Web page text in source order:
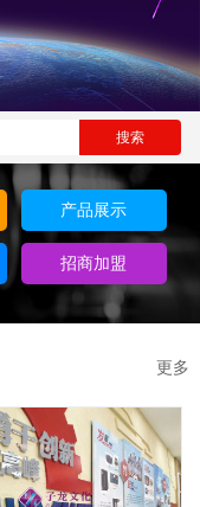
产品展示
招商加盟
更多